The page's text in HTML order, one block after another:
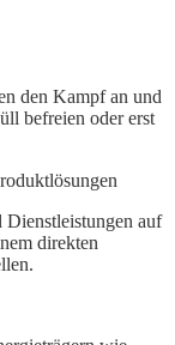
den Kampf an und
befreien oder erst
Dienstleistungen auf
direkten